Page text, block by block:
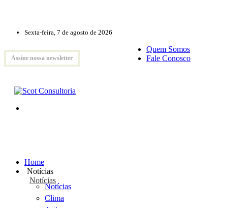
Sexta-feira, 7 de agosto de 2026
Assine nossa newsletter
Quem Somos
Fale Conosco
Home
Notícias
Notícias
Notícias
Clima